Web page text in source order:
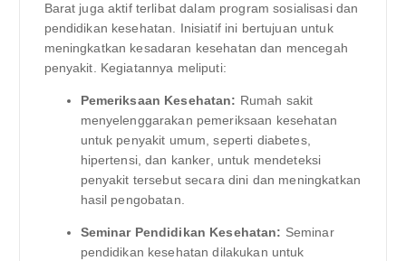
Barat juga aktif terlibat dalam program sosialisasi dan
pendidikan kesehatan. Inisiatif ini bertujuan untuk
meningkatkan kesadaran kesehatan dan mencegah
penyakit. Kegiatannya meliputi:
Pemeriksaan Kesehatan: Rumah sakit
menyelenggarakan pemeriksaan kesehatan
untuk penyakit umum, seperti diabetes,
hipertensi, dan kanker, untuk mendeteksi
penyakit tersebut secara dini dan meningkatkan
hasil pengobatan.
Seminar Pendidikan Kesehatan: Seminar
pendidikan kesehatan dilakukan untuk